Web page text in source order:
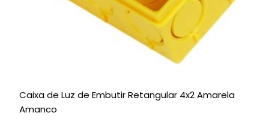
Caixa de Luz de Embutir Retangular 4x2 Amarela
Amanco